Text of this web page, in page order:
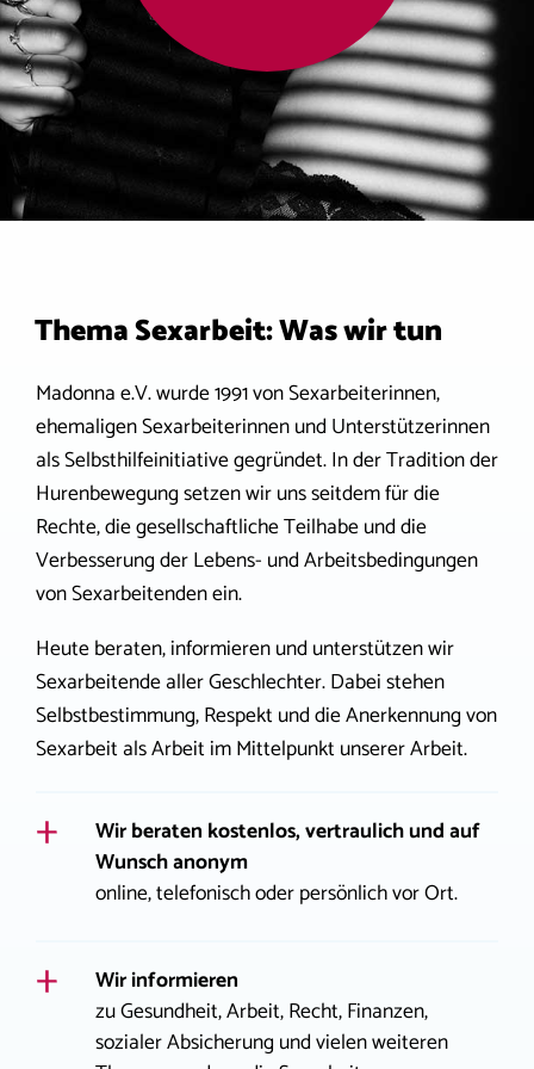
Thema Sexarbeit: Was wir tun
Madonna e.V. wurde 1991 von Sexarbeiterinnen,
ehemaligen Sexarbeiterinnen und Unterstützerinnen
als Selbsthilfeinitiative gegründet. In der Tradition der
Hurenbewegung setzen wir uns seitdem für die
Rechte, die gesellschaftliche Teilhabe und die
Verbesserung der Lebens- und Arbeitsbedingungen
von Sexarbeitenden ein.
Heute beraten, informieren und unterstützen wir
Sexarbeitende aller Geschlechter. Dabei stehen
Selbstbestimmung, Respekt und die Anerkennung von
Sexarbeit als Arbeit im Mittelpunkt unserer Arbeit.
Wir beraten kostenlos, vertraulich und auf
Wunsch anonym
online, telefonisch oder persönlich vor Ort.
Wir informieren
zu Gesundheit, Arbeit, Recht, Finanzen,
sozialer Absicherung und vielen weiteren